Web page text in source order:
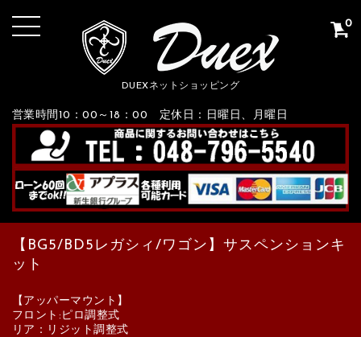
DUEXネットショッピング
営業時間10：00～18：00 定休日：日曜日、月曜日
0
【BG5/BD5レガシィ/ワゴン】サスペンションキ
ット
【アッパーマウント】
フロント:ピロ調整式
リア：リジット調整式